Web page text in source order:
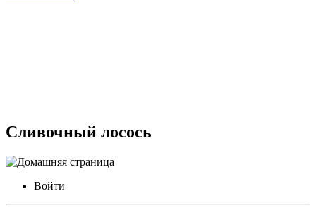
Сливочный лосось
Войти